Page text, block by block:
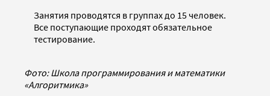
Занятия проводятся в группах до 15 человек.
Все поступающие проходят обязательное
тестирование.
Фото: Школа программирования и математики
«Алгоритмика»